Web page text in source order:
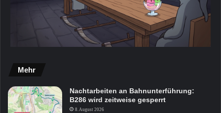
Mehr
Nachtarbeiten an Bahnunterführung:
B286 wird zeitweise gesperrt
8. August 2026